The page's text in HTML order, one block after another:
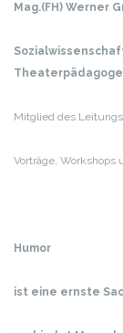
Mag.(FH) Werner
Mitglied des
Vorträge, Workshops
Humor
ist eine ernste